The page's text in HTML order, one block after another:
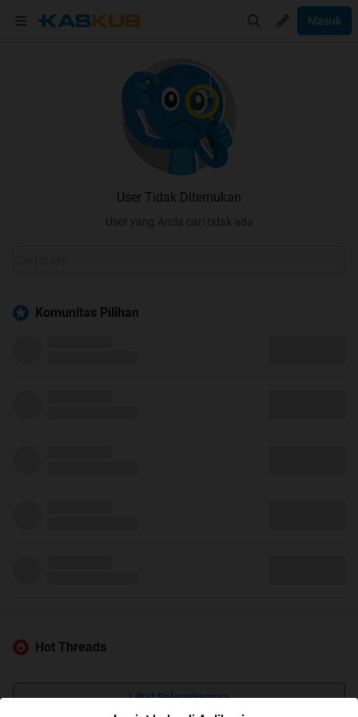
Masuk
User Tidak Ditemukan
User yang Anda cari tidak ada
Komunitas Pilihan
Hot Threads
Lihat Selengkapnya